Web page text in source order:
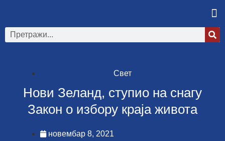
Свет
Нови Зеланд, ступио на снагу
Закон о избору краја живота
новембар 8, 2021